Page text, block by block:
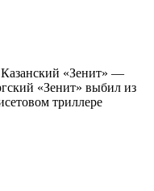
«Зенит» —
«Зенит» выбил из
триллере